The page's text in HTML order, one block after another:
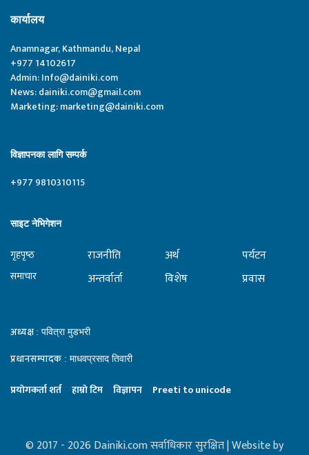
कार्यालय
Anamnagar, Kathmandu, Nepal
+977 14102617
Admin:Info@dainiki.com
News:dainiki.com@gmail.com
Marketing:marketing@dainiki.com
विज्ञापनका लागि सम्पर्क
+977 9810310115
साइट नेभिगेशन
गृहपृष्‍ठ
समाचार
राजनीति
अन्तर्वार्ता
अर्थ
विशेष
पर्यटन
प्रवास
अध्यक्ष : पवित्रा मुडभरी
प्रधानसम्पादक : माधवप्रसाद तिवारी
प्रयाेगकर्ता शर्त हाम्राे टिम विज्ञापन Preeti to unicode
© 2017 - 2026 Dainiki.com सर्वाधिकार सुरक्षित | Website by